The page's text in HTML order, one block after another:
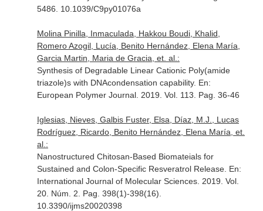
5486. 10.1039/C9py01076a
Molina Pinilla, Inmaculada, Hakkou Boudi, Khalid,
Romero Azogil, Lucía, Benito Hernández, Elena María,
Garcia Martin, Maria de Gracia, et. al.:
Synthesis of Degradable Linear Cationic Poly(amide
triazole)s with DNAcondensation capability. En:
European Polymer Journal. 2019. Vol. 113. Pag. 36-46
Iglesias, Nieves, Galbis Fuster, Elsa, Díaz, M.J., Lucas
Rodríguez, Ricardo, Benito Hernández, Elena María, et.
al.:
Nanostructured Chitosan-Based Biomateials for
Sustained and Colon-Specific Resveratrol Release. En:
International Journal of Molecular Sciences. 2019. Vol.
20. Núm. 2. Pag. 398(1)-398(16).
10.3390/ijms20020398